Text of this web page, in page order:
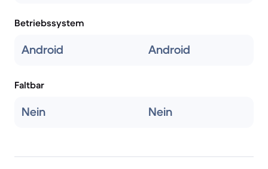
Betriebssystem
Android Android
Faltbar
Nein Nein